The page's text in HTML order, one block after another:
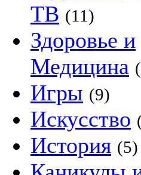
ТВ (11)
Здоровье и
Медицина
Игры (9)
Искусство
История (5)